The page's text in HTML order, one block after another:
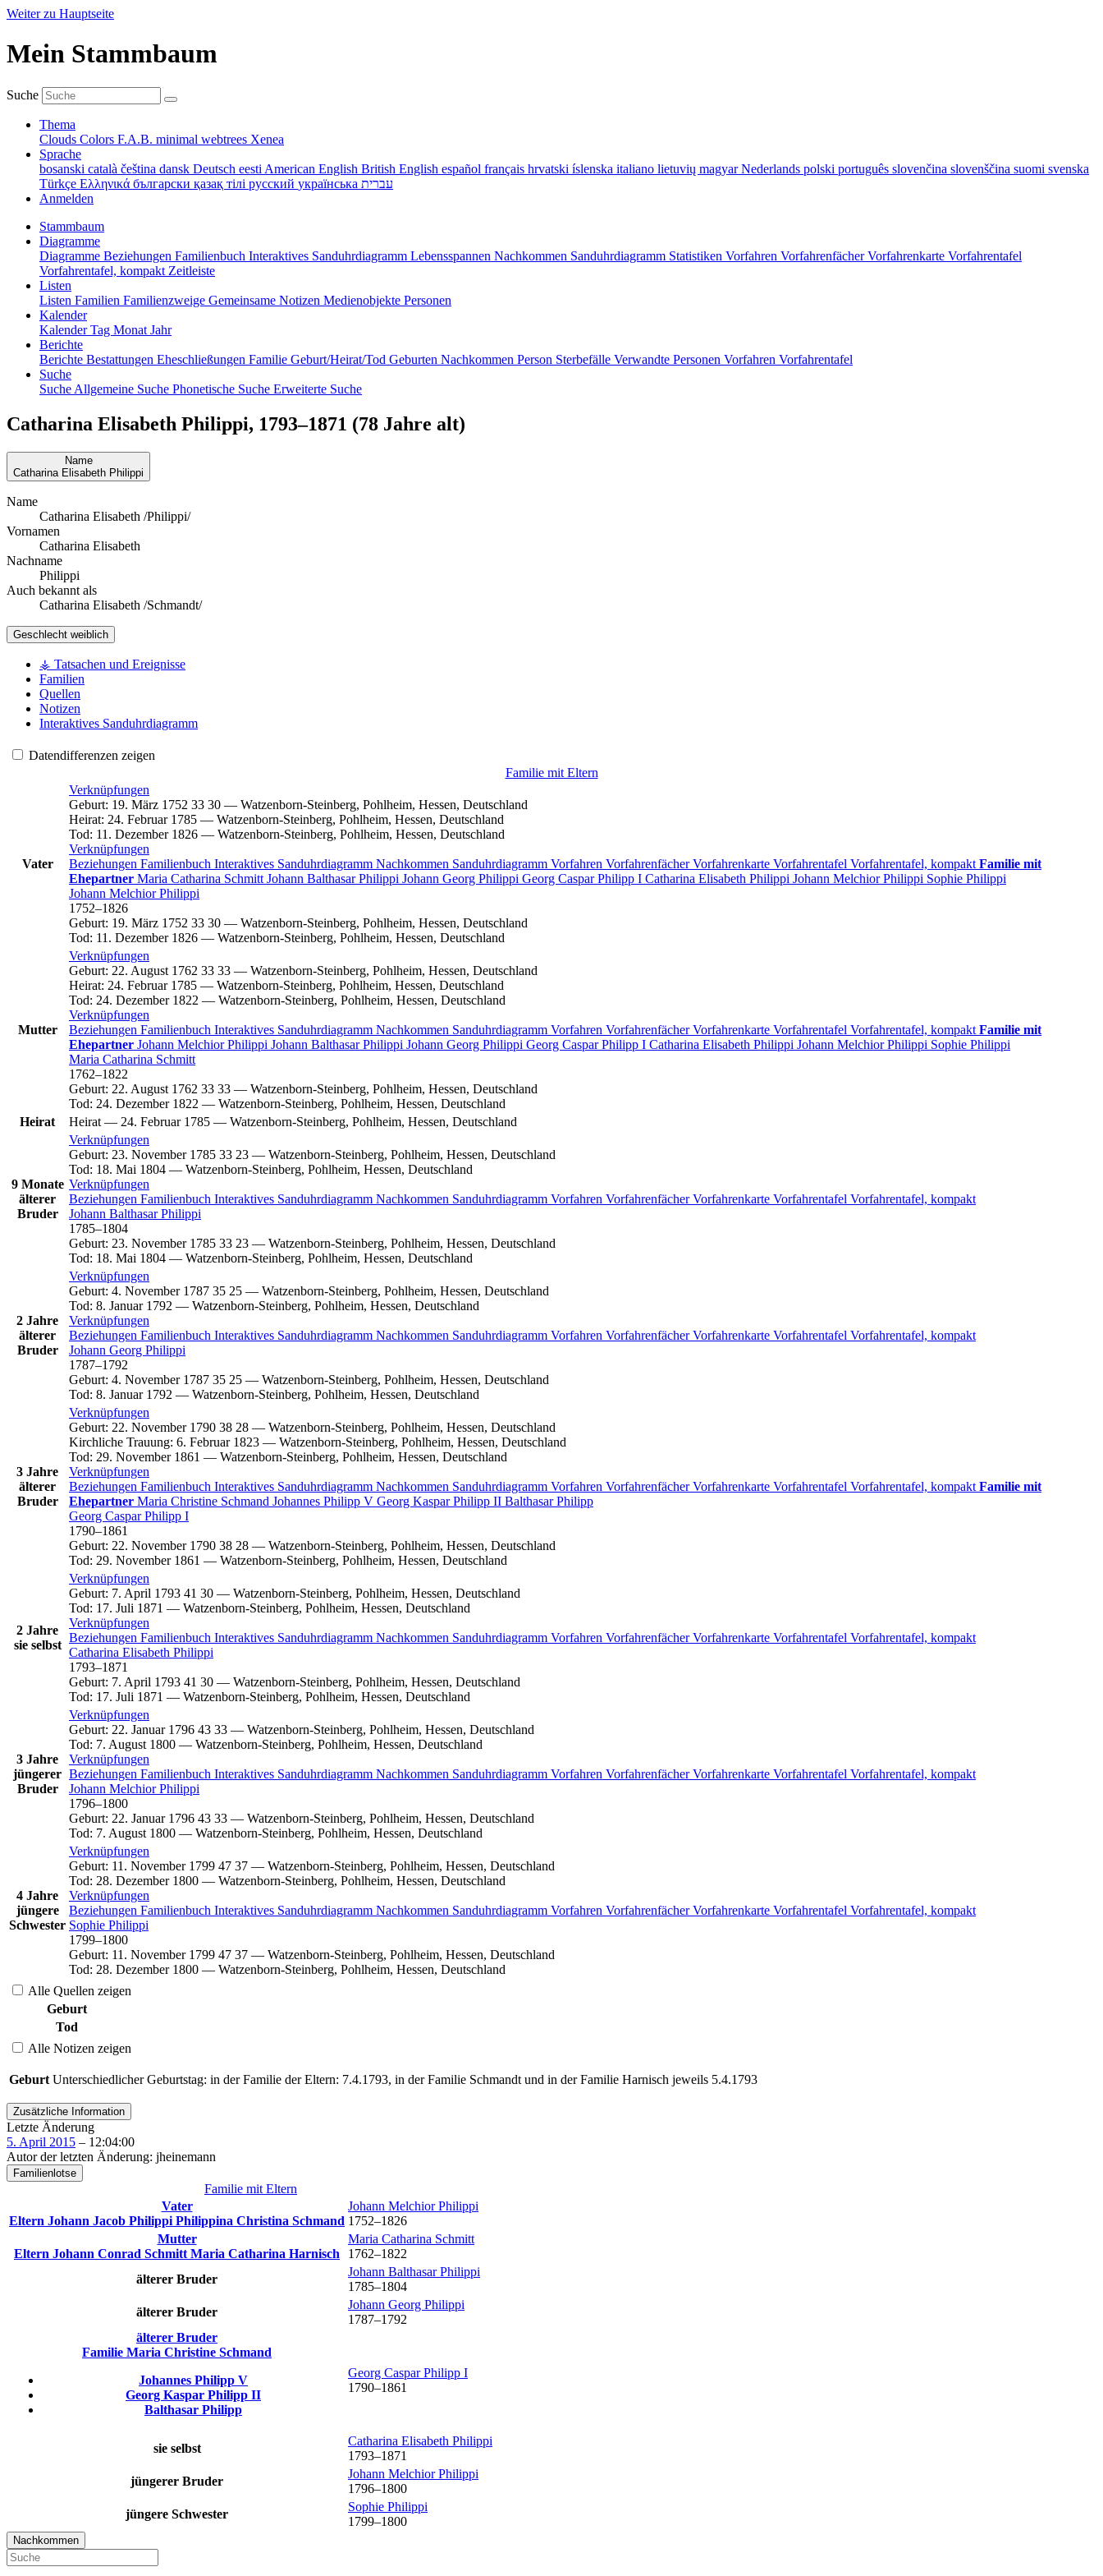
Weiter zu Hauptseite
Mein Stammbaum
Suche
Thema
Clouds Colors F.A.B. minimal webtrees Xenea
Sprache
bosanski català čeština dansk Deutsch eesti American English British English español français hrvatski íslenska italiano lietuvių magyarNederlands polski português slovenčina slovenščina suomi svenska
Türkçe Ελληνικά български қазақ тілі русский українська עברית
Anmelden
Stammbaum
Diagramme
Diagramme Beziehungen Familienbuch Interaktives Sanduhrdiagramm Lebensspannen Nachkommen Sanduhrdiagramm Statistiken Vorfahren VorfahrenfächerVorfahrenkarte Vorfahrentafel
Vorfahrentafel, kompakt Zeitleiste
Listen
Listen Familien Familienzweige Gemeinsame Notizen Medienobjekte Personen
Kalender
KalenderTag Monat Jahr
Berichte
Berichte Bestattungen Eheschließungen Familie Geburt/Heirat/Tod Geburten Nachkommen Person Sterbefälle Verwandte Personen Vorfahren Vorfahrentafel
Suche
Suche Allgemeine Suche Phonetische Suche Erweiterte Suche
Catharina Elisabeth Philippi, 1793–1871 (78 Jahre alt)
Name
Catharina Elisabeth Philippi
Name
Catharina Elisabeth /Philippi/
Vornamen
Catharina Elisabeth
Nachname
Philippi
Auch bekannt als
Catharina Elisabeth /Schmandt/
Geschlecht weiblich
⚶ Tatsachen und Ereignisse
Familien
Quellen
Notizen
Interaktives Sanduhrdiagramm
Datendifferenzen zeigen
Familie mit Eltern
Vater
Verknüpfungen
Geburt: 19. März 1752 33 30 — Watzenborn-Steinberg, Pohlheim, Hessen, Deutschland
Heirat: 24. Februar 1785 — Watzenborn-Steinberg, Pohlheim, Hessen, Deutschland
Tod: 11. Dezember 1826 — Watzenborn-Steinberg, Pohlheim, Hessen, Deutschland
Verknüpfungen
Beziehungen Familienbuch Interaktives Sanduhrdiagramm Nachkommen Sanduhrdiagramm Vorfahren VorfahrenfächerVorfahrenkarte Vorfahrentafel Vorfahrentafel, kompakt Familie mit
Ehepartner Maria Catharina Schmitt Johann BalthasarPhilippi Johann Georg Philippi Georg CasparPhilipp I Catharina Elisabeth Philippi Johann MelchiorPhilippi Sophie Philippi
Johann MelchiorPhilippi
1752–1826
Geburt: 19. März 1752 33 30 — Watzenborn-Steinberg, Pohlheim, Hessen, Deutschland
Tod: 11. Dezember 1826 — Watzenborn-Steinberg, Pohlheim, Hessen, Deutschland
Mutter
Verknüpfungen
Geburt: 22. August 1762 33 33 — Watzenborn-Steinberg, Pohlheim, Hessen, Deutschland
Heirat: 24. Februar 1785 — Watzenborn-Steinberg, Pohlheim, Hessen, Deutschland
Tod: 24. Dezember 1822 — Watzenborn-Steinberg, Pohlheim, Hessen, Deutschland
Verknüpfungen
Beziehungen Familienbuch Interaktives Sanduhrdiagramm Nachkommen Sanduhrdiagramm Vorfahren VorfahrenfächerVorfahrenkarte Vorfahrentafel Vorfahrentafel, kompakt Familie mit
Ehepartner Johann MelchiorPhilippi Johann BalthasarPhilippi Johann Georg Philippi Georg CasparPhilipp I Catharina Elisabeth Philippi Johann MelchiorPhilippi Sophie Philippi
Maria Catharina Schmitt
1762–1822
Geburt: 22. August 1762 33 33 — Watzenborn-Steinberg, Pohlheim, Hessen, Deutschland
Tod: 24. Dezember 1822 — Watzenborn-Steinberg, Pohlheim, Hessen, Deutschland
Heirat
Heirat — 24. Februar 1785 — Watzenborn-Steinberg, Pohlheim, Hessen, Deutschland
9 Monate
älterer
Bruder
Verknüpfungen
Geburt: 23. November 1785 33 23 — Watzenborn-Steinberg, Pohlheim, Hessen, Deutschland
Tod: 18. Mai 1804 — Watzenborn-Steinberg, Pohlheim, Hessen, Deutschland
Verknüpfungen
Beziehungen Familienbuch Interaktives Sanduhrdiagramm Nachkommen Sanduhrdiagramm Vorfahren VorfahrenfächerVorfahrenkarte Vorfahrentafel Vorfahrentafel, kompakt
Johann BalthasarPhilippi
1785–1804
Geburt: 23. November 1785 33 23 — Watzenborn-Steinberg, Pohlheim, Hessen, Deutschland
Tod: 18. Mai 1804 — Watzenborn-Steinberg, Pohlheim, Hessen, Deutschland
2 Jahre
älterer
Bruder
Verknüpfungen
Geburt: 4. November 1787 35 25 — Watzenborn-Steinberg, Pohlheim, Hessen, Deutschland
Tod: 8. Januar 1792 — Watzenborn-Steinberg, Pohlheim, Hessen, Deutschland
Verknüpfungen
Beziehungen Familienbuch Interaktives Sanduhrdiagramm Nachkommen Sanduhrdiagramm Vorfahren VorfahrenfächerVorfahrenkarte Vorfahrentafel Vorfahrentafel, kompakt
Johann Georg Philippi
1787–1792
Geburt: 4. November 1787 35 25 — Watzenborn-Steinberg, Pohlheim, Hessen, Deutschland
Tod: 8. Januar 1792 — Watzenborn-Steinberg, Pohlheim, Hessen, Deutschland
3 Jahre
älterer
Bruder
Verknüpfungen
Geburt: 22. November 1790 38 28 — Watzenborn-Steinberg, Pohlheim, Hessen, Deutschland
Kirchliche Trauung: 6. Februar 1823 — Watzenborn-Steinberg, Pohlheim, Hessen, Deutschland
Tod: 29. November 1861 — Watzenborn-Steinberg, Pohlheim, Hessen, Deutschland
Verknüpfungen
Beziehungen Familienbuch Interaktives Sanduhrdiagramm Nachkommen Sanduhrdiagramm Vorfahren VorfahrenfächerVorfahrenkarte Vorfahrentafel Vorfahrentafel, kompakt Familie mit
Ehepartner Maria Christine Schmand Johannes Philipp V Georg KasparPhilipp II BalthasarPhilipp
Georg CasparPhilipp I
1790–1861
Geburt: 22. November 1790 38 28 — Watzenborn-Steinberg, Pohlheim, Hessen, Deutschland
Tod: 29. November 1861 — Watzenborn-Steinberg, Pohlheim, Hessen, Deutschland
2 Jahre
sie selbst
Verknüpfungen
Geburt: 7. April 1793 41 30 — Watzenborn-Steinberg, Pohlheim, Hessen, Deutschland
Tod: 17. Juli 1871 — Watzenborn-Steinberg, Pohlheim, Hessen, Deutschland
Verknüpfungen
Beziehungen Familienbuch Interaktives Sanduhrdiagramm Nachkommen Sanduhrdiagramm Vorfahren VorfahrenfächerVorfahrenkarte Vorfahrentafel Vorfahrentafel, kompakt
Catharina Elisabeth Philippi
1793–1871
Geburt: 7. April 1793 41 30 — Watzenborn-Steinberg, Pohlheim, Hessen, Deutschland
Tod: 17. Juli 1871 — Watzenborn-Steinberg, Pohlheim, Hessen, Deutschland
3 Jahre
jüngerer
Bruder
Verknüpfungen
Geburt: 22. Januar 1796 43 33 — Watzenborn-Steinberg, Pohlheim, Hessen, Deutschland
Tod: 7. August 1800 — Watzenborn-Steinberg, Pohlheim, Hessen, Deutschland
Verknüpfungen
Beziehungen Familienbuch Interaktives Sanduhrdiagramm Nachkommen Sanduhrdiagramm Vorfahren VorfahrenfächerVorfahrenkarte Vorfahrentafel Vorfahrentafel, kompakt
Johann MelchiorPhilippi
1796–1800
Geburt: 22. Januar 1796 43 33 — Watzenborn-Steinberg, Pohlheim, Hessen, Deutschland
Tod: 7. August 1800 — Watzenborn-Steinberg, Pohlheim, Hessen, Deutschland
4 Jahre
jüngere
Schwester
Verknüpfungen
Geburt: 11. November 1799 47 37 — Watzenborn-Steinberg, Pohlheim, Hessen, Deutschland
Tod: 28. Dezember 1800 — Watzenborn-Steinberg, Pohlheim, Hessen, Deutschland
Verknüpfungen
Beziehungen Familienbuch Interaktives Sanduhrdiagramm Nachkommen Sanduhrdiagramm Vorfahren VorfahrenfächerVorfahrenkarte Vorfahrentafel Vorfahrentafel, kompakt
Sophie Philippi
1799–1800
Geburt: 11. November 1799 47 37 — Watzenborn-Steinberg, Pohlheim, Hessen, Deutschland
Tod: 28. Dezember 1800 — Watzenborn-Steinberg, Pohlheim, Hessen, Deutschland
Alle Quellen zeigen
Geburt
Tod
Alle Notizen zeigen
Geburt Unterschiedlicher Geburtstag: in der Familie der Eltern: 7.4.1793, in der Familie Schmandt und in der Familie Harnisch jeweils 5.4.1793
Zusätzliche Information
Letzte Änderung
5. April 2015 – 12:04:00
Autor der letzten Änderung: jheinemann
Familienlotse
Familie mit Eltern
Vater
Eltern Johann Jacob Philippi Philippina Christina Schmand
Johann MelchiorPhilippi
1752–1826
Mutter
Eltern Johann Conrad Schmitt Maria Catharina Harnisch
Maria Catharina Schmitt
1762–1822
älterer Bruder
Johann BalthasarPhilippi
1785–1804
älterer Bruder
Johann Georg Philippi
1787–1792
älterer Bruder
Familie Maria Christine Schmand
Johannes Philipp V
Georg Kaspar Philipp II
Balthasar Philipp
Georg CasparPhilipp I
1790–1861
sie selbst
Catharina Elisabeth Philippi
1793–1871
jüngerer Bruder
Johann MelchiorPhilippi
1796–1800
jüngere Schwester
Sophie Philippi
1799–1800
Nachkommen